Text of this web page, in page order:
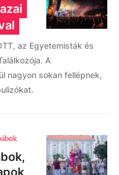
az Egyetemisták és
A
nagyon sokan fellépnek,